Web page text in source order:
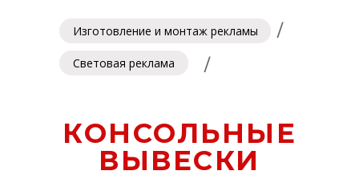
/
/
Изготовление и монтаж рекламы
Световая реклама
КОНСОЛЬНЫЕ
ВЫВЕСКИ